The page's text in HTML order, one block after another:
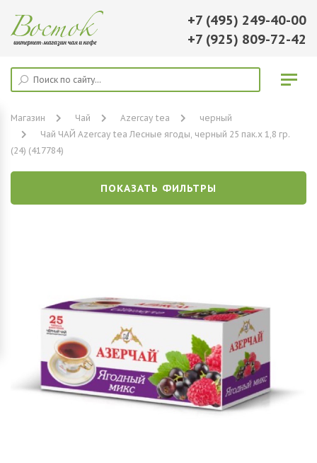
+7 (495) 249-40-00
+7 (925) 809-72-42
Магазин Чай Azercay tea
черный
Чай ЧАЙ Azercay tea Лесные ягоды, черный 25 пак.х 1,8 гр.
(24) (417784)
ПОКАЗАТЬ ФИЛЬТРЫ